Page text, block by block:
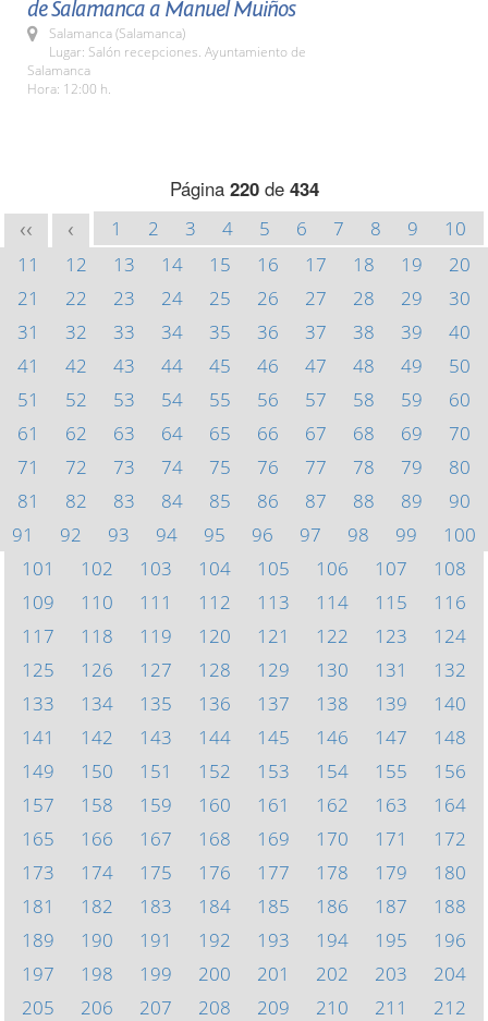
de Salamanca a Manuel Muiños
Salamanca (Salamanca)
Lugar: Salón recepciones. Ayuntamiento de
Salamanca
Hora: 12:00 h.
Página 220de 434
<< < 1 2 3 4 5 6 7 8 9
10
11
12 13 14 15 16 17 18 19
20
21
22 23 24 25 26 27 28 29
30
31
32 33 34 35 36 37 38 39
40
41
42 43 44 45 46 47 48 49
50
51
52 53 54 55 56 57 58 59
60
61
62 63 64 65 66 67 68 69
70
71
72 73 74 75 76 77 78 79
80
81
82 83 84 85 86 87 88 89
90
91
92 93 94 95 96 97 98 99
100
101
102 103 104 105 106 107
108
109
110 111 112 113 114 115
116
117
118 119 120 121 122 123
124
125
126 127 128 129 130 131
132
133
134 135 136 137 138 139
140
141
142 143 144 145 146 147
148
149
150 151 152 153 154 155
156
157
158 159 160 161 162 163
164
165
166 167 168 169 170 171
172
173
174 175 176 177 178 179
180
181
182 183 184 185 186 187
188
189
190 191 192 193 194 195
196
197
198 199 200 201 202 203
204
205
206 207 208 209 210 211
212